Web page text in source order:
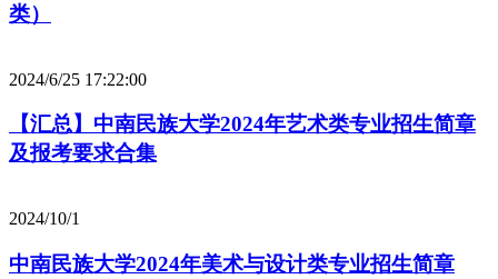
类）
2024/6/25 17:22:00
【汇总】中南民族大学2024年艺术类专业招生简章
及报考要求合集
2024/10/1
中南民族大学2024年美术与设计类专业招生简章